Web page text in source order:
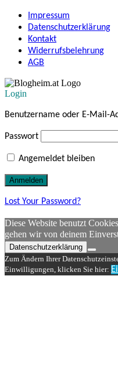
Impressum
Datenschutzerklärung
Kontakt
Widerrufsbelehrung
AGB
Login
Benutzername oder E-Mail-
Passwort
Angemeldet bleiben
Lost Your Password?
Diese Website benutzt
gehen wir von deinem
Datenschutzerklärung
Zum Ändern Ihrer
Einwilligungen, klicken Sie hier: